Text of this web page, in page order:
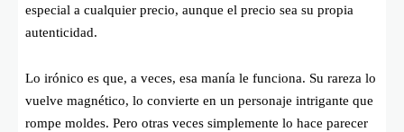
especial a cualquier precio, aunque el precio sea su propia
autenticidad.
Lo irónico es que, a veces, esa manía le funciona. Su rareza lo
vuelve magnético, lo convierte en un personaje intrigante que
rompe moldes. Pero otras veces simplemente lo hace parecer